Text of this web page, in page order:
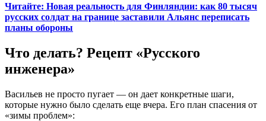
Читайте: Новая реальность для Финляндии: как 80 тысяч
русских солдат на границе заставили Альянс переписать
планы обороны
Что делать? Рецепт «Русского
инженера»
Васильев не просто пугает — он дает конкретные шаги,
которые нужно было сделать еще вчера. Его план спасения от
«зимы проблем»: